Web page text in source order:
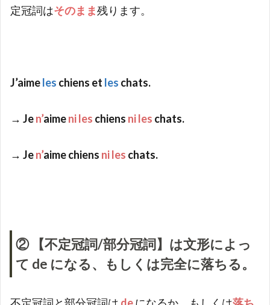
定冠詞はそのまま残ります。
J’aimeles chiens et les chats.
→ Jen’aimeni les chiens ni les chats.
→ Jen’aime chiens ni les chats.
② 【不定冠詞/部分冠詞】は文形によっ
て de になる、もしくは完全に落ちる。